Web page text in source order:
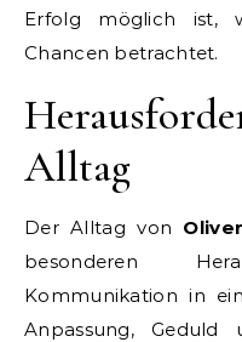
Erfolg möglich ist,
Chancen betrachtet.
Alltag
Der Alltag von
besonderen
Kommunikation in
Anpassung,